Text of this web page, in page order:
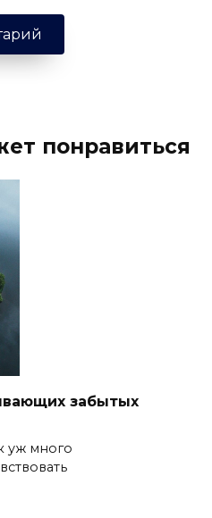
понравиться
забытых
уж много